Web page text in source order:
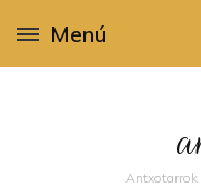
Menú
Antxotarrok